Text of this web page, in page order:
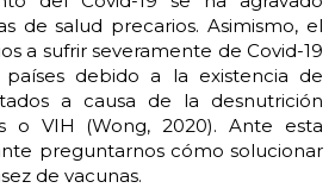
de salud precarios. Asimismo, el
a sufrir severamente de Covid-19
debido a la existencia de
a causa de la desnutrición
o VIH (Wong, 2020). Ante esta
preguntarnos cómo solucionar
de vacunas.